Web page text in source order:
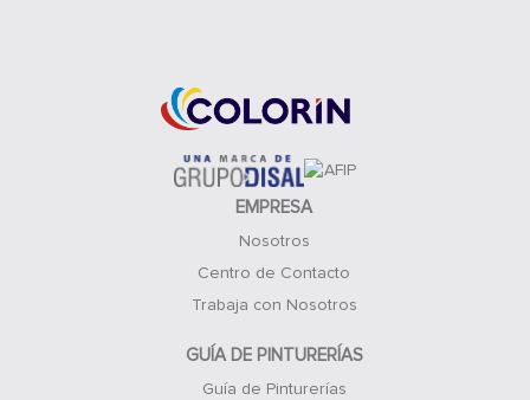
EMPRESA
Nosotros
Centro de Contacto
Trabaja con Nosotros
GUÍA DE PINTURERÍAS
Guía de Pinturerías